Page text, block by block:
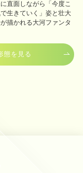
直面しながら「今度こ
生きていく」姿と壮大
描かれる大河ファンタ
態を見る